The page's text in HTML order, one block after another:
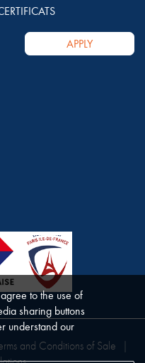
APPLY
and Conditions of Sale
to the use of
sharing buttons
understand our